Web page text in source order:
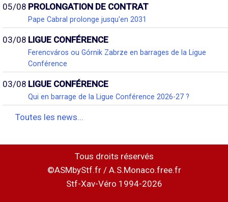
05/08 PROLONGATION DE CONTRAT
Pape Cabral prolonge jusqu'en 2031
03/08 LIGUE CONFÉRENCE
Ferencváros ou Górnik Zabrze en barrages de la Ligue
Conférence
03/08 LIGUE CONFÉRENCE
Qui en barrage de la Ligue Conférence 2026-27 ?
Toutes les news...
Tous droits réservés
©ASMbyStf.fr / A.S.Monaco.free.fr
Stf-Xav-Véro 1994-2026